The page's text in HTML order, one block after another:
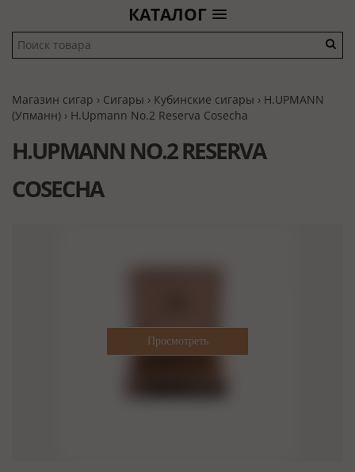
КАТАЛОГ
Магазин сигар › Сигары › Кубинские сигары › H.UPMANN
(Упманн) › H.Upmann No.2 Reserva Cosecha
H.UPMANN NO.2 RESERVA
COSECHA